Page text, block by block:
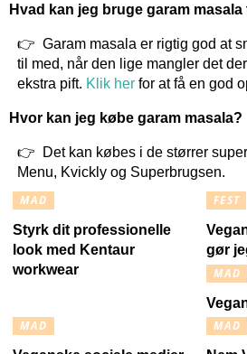
Hvad kan jeg bruge garam masala
Garam masala er rigtig god at
til med, når den lige mangler det
ekstra pift. Klik herfor at få en god
Hvor kan jeg købe garam masala?
Det kan købes i de størrer
Menu, Kvickly og Superbrugsen.
MAD
Styrk dit professionelle
look med Kentaur
workwear
FEST
gør
MAD
MAD
MAD